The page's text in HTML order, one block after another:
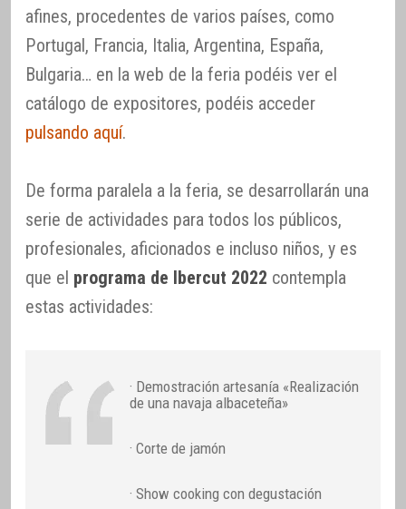
afines, procedentes de varios países, como
Portugal, Francia, Italia, Argentina, España,
Bulgaria… en la web de la feria podéis ver el
catálogo de expositores, podéis acceder
pulsando aquí.
De forma paralela a la feria, se desarrollarán una
serie de actividades para todos los públicos,
profesionales, aficionados e incluso niños, y es
que el programa de Ibercut 2022 contempla
estas actividades:
· Demostración artesanía «Realización
de una navaja albaceteña»
· Corte de jamón
· Show cooking con degustación